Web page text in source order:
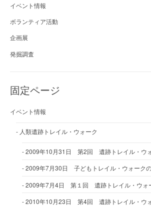
イベント情報
ボランティア活動
企画展
発掘調査
固定ページ
イベント情報
人類遺跡トレイル・ウォーク
2009年10月31日 第2回 遺跡トレイル・ウ
2009年7月30日 子どもトレイル・ウォーク
2009年7月4日 第１回 遺跡トレイル・ウォ
2010年10月23日 第4回 遺跡トレイル・ウ